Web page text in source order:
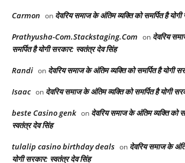
Carmon on देवरिय समाज के अंतिम व्यक्ति को समर्पित है
Prathyusha-Com.Stackstaging.Com on देवरिय
समर्पित है योगी सरकार: स्वतंत्र देव सिंह
Randi on देवरिय समाज के अंतिम व्यक्ति को समर्पित है योगी
Isaac on देवरिय समाज के अंतिम व्यक्ति को समर्पित है योगी
beste Casino genk on देवरिय समाज के अंतिम व्यक्ति को
स्वतंत्र देव सिंह
tulalip casino birthday deals on देवरिय समाज के
योगी सरकार: स्वतंत्र देव सिंह